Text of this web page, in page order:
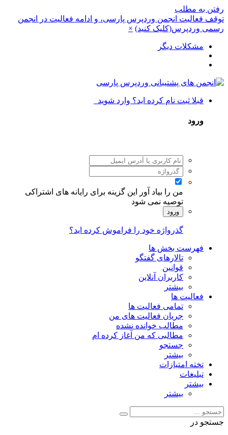
رفتن به مطلب
توقف فعالیت انجمن وردپرس پارسی، و ادامه فعالیت در انجمن
رسمی وردپرس(کلیک کنید) ×
مشکلات دیگر
قبلا ثبت نام کرده اید؟ وارد شوید
ورود
من را بیاد آور
این گزینه برای رایانه های اشتراکی
توصیه نمی شود
ورود
گذرواژه خود را فراموش کرده اید؟
فهرست بخش ها
تالارهای گفتگو
قوانین
کاربران آنلاین
بیشتر
فعالیت ها
تمامی فعالیت ها
جریان فعالیت های من
مطالب خوانده نشده
مطالبی که من آغاز کرده ام
جستجو
بیشتر
تخته امتیازات
تبلیغات
بیشتر
بیشتر
جستجو در